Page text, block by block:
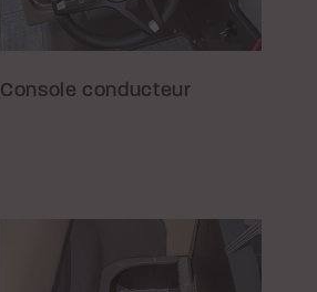
Console conducteur